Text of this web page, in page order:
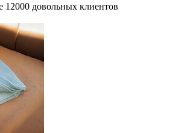
12000 довольных клиентов